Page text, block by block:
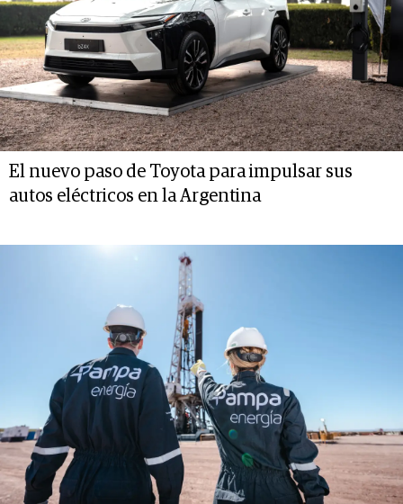
El nuevo paso de Toyota para impulsar sus
autos eléctricos en la Argentina